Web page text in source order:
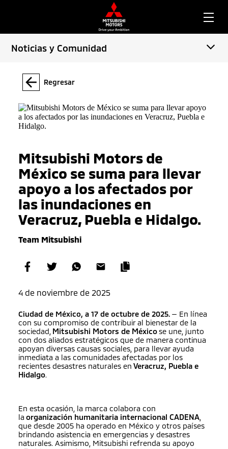
Noticias y Comunidad
Regresar
Mitsubishi Motors de
México se suma para llevar
apoyo a los afectados por
las inundaciones en
Veracruz, Puebla e Hidalgo.
Team Mitsubishi
4 de noviembre de 2025
Ciudad de México, a 17 de octubre de 2025. — En línea
con su compromiso de contribuir al bienestar de la
sociedad, Mitsubishi Motors de Méxicose une, junto
con dos aliados estratégicos que de manera continua
apoyan diversas causas sociales, para llevar ayuda
inmediata a las comunidades afectadas por los
recientes desastres naturales en Veracruz, Puebla e
Hidalgo.
En esta ocasión, la marca colabora con
la organización humanitaria internacional CADENA,
que desde 2005 ha operado en México y otros países
brindando asistencia en emergencias y desastres
naturales. Asimismo, Mitsubishi refrenda su apoyo